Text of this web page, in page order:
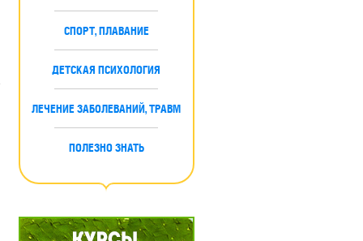
СПОРТ, ПЛАВАНИЕ
ДЕТСКАЯ ПСИХОЛОГИЯ
ЛЕЧЕНИЕ ЗАБОЛЕВАНИЙ, ТРАВМ
ПОЛЕЗНО ЗНАТЬ